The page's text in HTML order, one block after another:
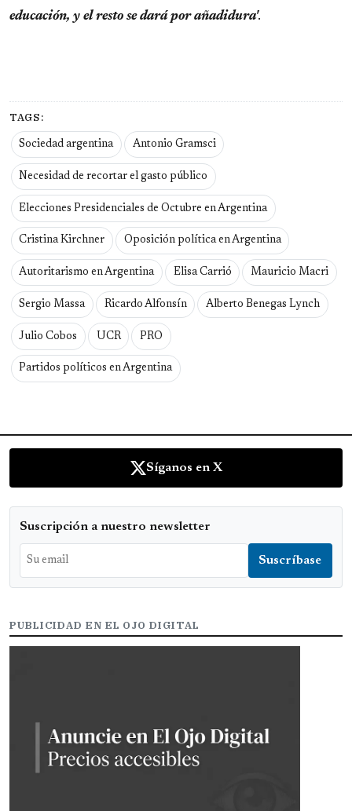
educación, y el resto se dará por añadidura'.
TAGS:
Sociedad argentina Antonio Gramsci
Necesidad de recortar el gasto público
Elecciones Presidenciales de Octubre en Argentina
Cristina Kirchner Oposición política en Argentina
Autoritarismo en Argentina Elisa Carrió Mauricio Macri
Sergio Massa Ricardo Alfonsín Alberto Benegas Lynch
Julio Cobos UCR PRO
Partidos políticos en Argentina
Síganos en X
Suscripción a nuestro newsletter
PUBLICIDAD EN EL OJO DIGITAL